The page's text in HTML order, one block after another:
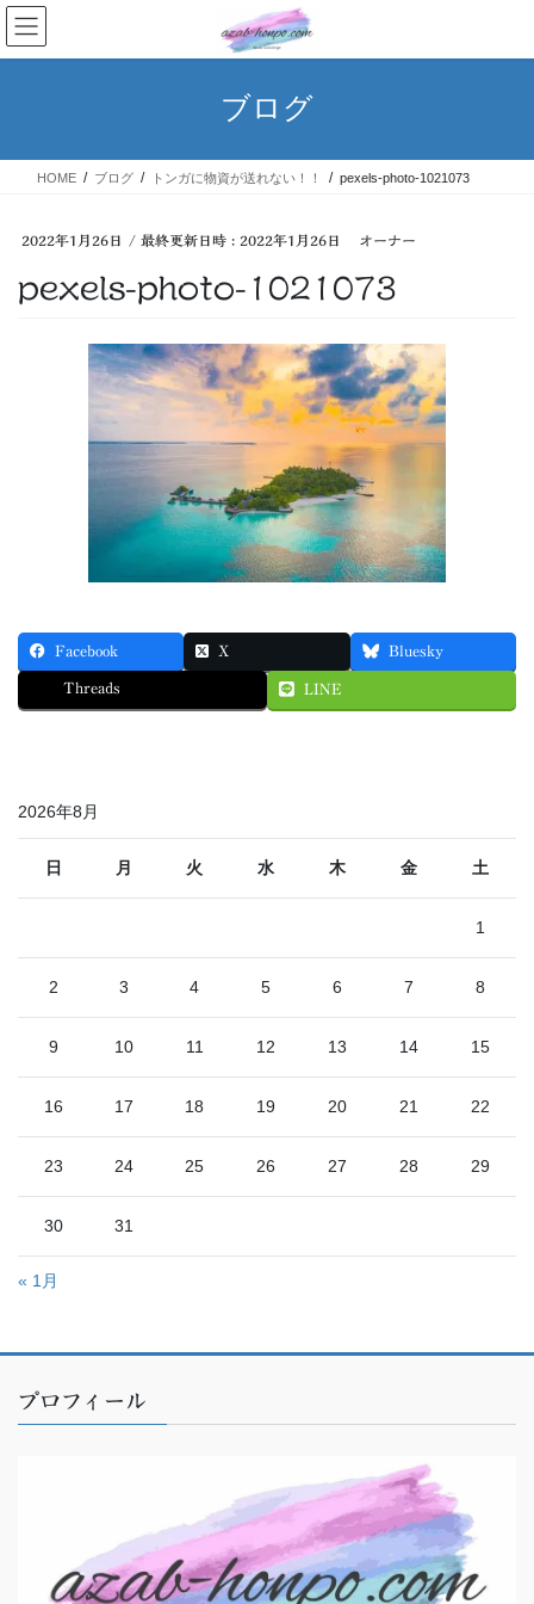
コ
ン
テ
ス
ナ
ビ
ゲ
ン
ブログ
HOME ブログ トンガに物資が送れない！！ pexels-photo-1021073
2022年1月26日 / 最終更新日時 : 2022年1月26日 オーナー
pexels-photo-1021073
Facebook X Bluesky
Threads LINE
2026年8月
日 月 火 水 木 金 土
1
2 3 4 5 6 7 8
9 10 11 12 13 14 15
16 17 18 19 20 21 22
23 24 25 26 27 28 29
30 31
« 1月
プロフィール